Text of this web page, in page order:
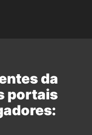
da
portais